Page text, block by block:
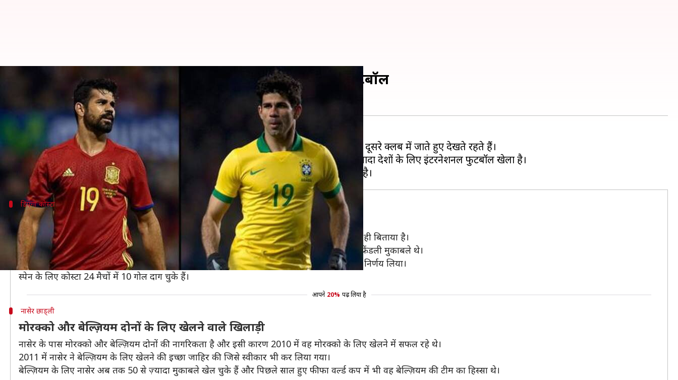
पांच ऐसे फुटबॉलर्स जिन्होंने दो देशों के लिए खेला इंटरनेशनल फुटबॉल
Mar 30, 2019
क्या है खबर?
फुटबॉलर्स के लिए क्लब बदलना कोई बड़ी बात नहीं है और लगातार हम खिलाड़ियों को एक क्लब से दूसरे क्लब में जाते हुए देखते रहते हैं।
देश बदलना काफी बड़ी बात होती है, लेकिन फुटबॉल जगत में कई खिलाड़ी रहे हैं जिन्होंने एक से ज़्यादा देशों के लिए इंटरनेशनल फुटबॉल खेला है।
डिएगो कोस्टा
ब्राज़ील छोड़कर स्पेन का दामन थामा
ब्राज़ील में जन्में डिएगो कोस्टा ने अपने फुटबॉल करियर का ज़्यादातर समय स्पेन में क्लब फुटबॉल खेलते हुए ही बिताया है।
2013 में उन्होंने ब्राज़ील के लिए इंटरनेशनल डेब्यू किया और दो मुकाबले खेले। ये दोनों मुकाबले इंटरनेशनल फ्रेंडली मुकाबले थे।
2014 में कोस्टा ने अचानक देश बदलने का निर्णय लिया और उन्होंने ब्राज़ील छोड़कर स्पेन के लिए खेलने का निर्णय लिया।
स्पेन के लिए कोस्टा 24 मैचों में 10 गोल दाग चुके हैं।
आपने 20% पढ़ लिया है
नासेर छाड्ली
मोरक्को और बेल्ज़ियम दोनों के लिए खेलने वाले खिलाड़ी
नासेर के पास मोरक्को और बेल्ज़ियम दोनों की नागरिकता है और इसी कारण 2010 में वह मोरक्को के लिए खेलने में सफल रहे थे।
2011 में नासेर ने बेल्ज़ियम के लिए खेलने की इच्छा जाहिर की जिसे स्वीकार भी कर लिया गया।
बेल्ज़ियम के लिए नासेर अब तक 50 से ज़्यादा मुकाबले खेल चुके हैं और पिछले साल हुए फीफा वर्ल्ड कप में भी वह बेल्ज़ियम की टीम का हिस्सा थे।